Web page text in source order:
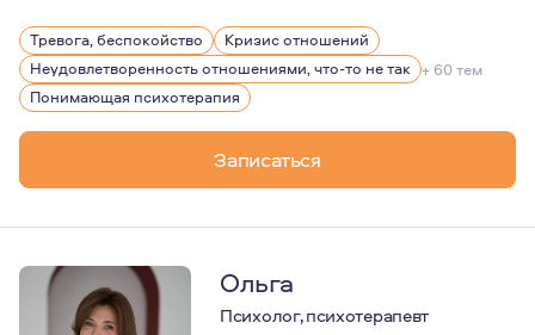
На что я опираюсь в своей практике:
Профессионализм — МГППУ один из лучших вузов,
Профессиональная этика — сохранение тайны
Безопасность и бережность в работе — я это
Я люблю то, что делаю. Я не боюсь глубины и готова
Тревога, беспокойство
Кризис отношений
Неудовлетворенность отношениями, что-то не так + 60 тем
Понимающая психотерапия
Записаться
Ольга
Психолог, психотерапевт